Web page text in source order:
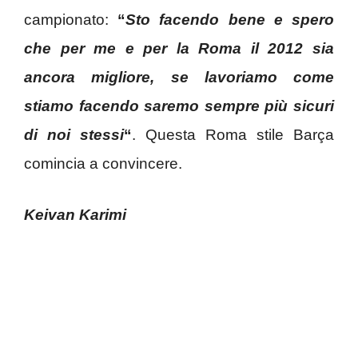
campionato: “Sto facendo bene e spero
che per me e per la Roma il 2012 sia
ancora migliore, se lavoriamo come
stiamo facendo saremo sempre più sicuri
di noi stessi“. Questa Roma stile Barça
comincia a convincere.
Keivan Karimi